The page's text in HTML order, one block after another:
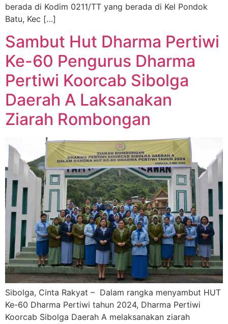
berada di Kodim 0211/TT yang berada di Kel Pondok
Batu, Kec […]
Sambut Hut Dharma Pertiwi
Ke-60 Pengurus Dharma
Pertiwi Koorcab Sibolga
Daerah A Laksanakan
Ziarah Rombongan
Sibolga, Cinta Rakyat – Dalam rangka menyambut HUT
Ke-60 Dharma Pertiwi tahun 2024, Dharma Pertiwi
Koorcab Sibolga Daerah A melaksanakan ziarah